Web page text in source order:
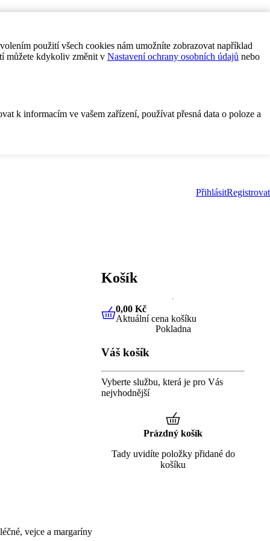
použití všech cookies nám umožníte zobrazovat například
můžete kdykoliv změnit v Nastavení ochrany osobních údajů nebo
k informacím ve vašem zařízení, používat přesná data o poloze a
PřihlásitRegistrovat
vejce a margaríny
Košík
0,00 KčAktuální cena košíku
0,00 Kč
Aktuální cena košíku
Pokladna
Váš košík
Vyberte službu, která je pro Vás
nejvhodnější
Prázdný košík
Tady uvidíte položky přidané do
košíku